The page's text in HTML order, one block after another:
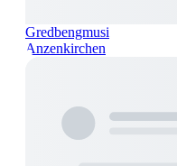
Gredbengmusi
Anzenkirchen